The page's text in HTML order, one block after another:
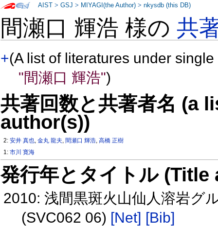
間瀬口 輝浩 様の共
+(A list of literatures under
"間瀬口 輝浩")
共著回数と共著者名 (a
author(s))
2:安井 真也,金丸 龍夫, 間瀬口 輝浩,高橋 正樹
1:市川 寛海
発行年とタイトル
2010: 浅間黒斑火山仙人溶岩グ
(SVC062 06) [Net] [Bib]
AIST >GSJ > MIYAGI(the Author) >nkysdb (this DB)